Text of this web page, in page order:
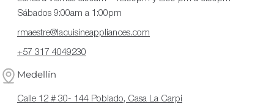
Sábados 9:00am a 1:00pm
rmaestre@lacuisineappliances.com
+57 317 4049230
Medellín
Calle 12 # 30- 144 Poblado, Casa La Carpi